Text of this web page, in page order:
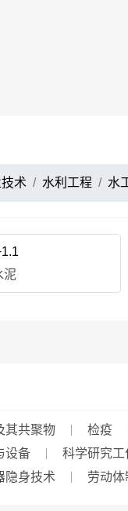
术 水利工程 水
泥
其共聚物 检疫
设备 科学研究工
隐身技术 劳动体